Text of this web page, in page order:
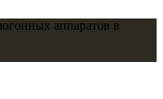
аппаратов в